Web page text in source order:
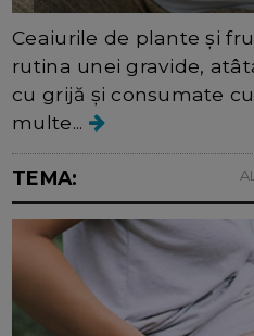
Ceaiurile de plante și
rutina unei gravide,
cu grijă și consumate
multe...
TEMA: